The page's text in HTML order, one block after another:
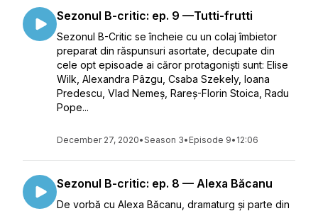
Sezonul B-critic: ep. 9 —Tutti-frutti
Sezonul B-Critic se încheie cu un colaj îmbietor
preparat din răspunsuri asortate, decupate din
cele opt episoade ai căror protagoniști sunt: Elise
Wilk, Alexandra Pâzgu, Csaba Szekely, Ioana
Predescu, Vlad Nemeș, Rareș-Florin Stoica, Radu
Pope...
December 27, 2020•Season 3• Episode 9• 12:06
Sezonul B-critic: ep. 8 — Alexa Băcanu
De vorbă cu Alexa Băcanu, dramaturg și parte din